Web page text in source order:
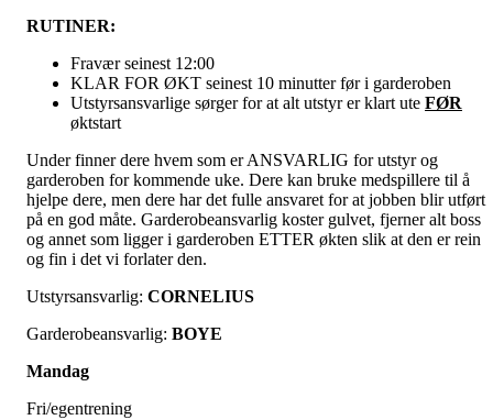
RUTINER:
Fravær seinest 12:00
KLAR FOR ØKT seinest 10 minutter før i garderoben
Utstyrsansvarlige sørger for at alt utstyr er klart ute FØR
øktstart
Under finner dere hvem som er ANSVARLIG for utstyr og
garderoben for kommende uke. Dere kan bruke medspillere til å
hjelpe dere, men dere har det fulle ansvaret for at jobben blir utført
på en god måte. Garderobeansvarlig koster gulvet, fjerner alt boss
og annet som ligger i garderoben ETTER økten slik at den er rein
og fin i det vi forlater den.
Utstyrsansvarlig: CORNELIUS
Garderobeansvarlig: BOYE
Mandag
Fri/egentrening